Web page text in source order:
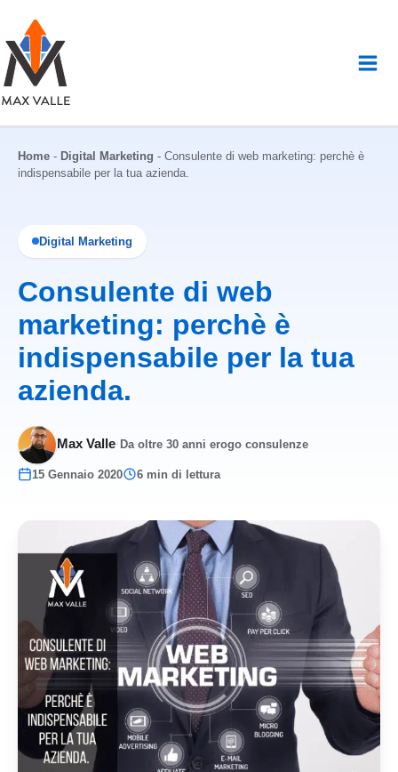
contenuto
Home - Digital Marketing - Consulente di web marketing: perchè è
indispensabile per la tua azienda.
Digital Marketing
Consulente di web
marketing: perchè è
indispensabile per la tua
azienda.
Max Valle· Da oltre 30 anni erogo consulenze
15 Gennaio 2020 6 min di lettura